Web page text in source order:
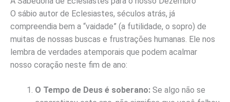
O sábio autor de Eclesiastes, séculos atrás, já
compreendia bem a “vaidade” (a futilidade, o sopro) de
muitas de nossas buscas e frustrações humanas. Ele nos
lembra de verdades atemporais que podem acalmar
nosso coração neste fim de ano:
O Tempo de Deus é soberano: Se algo não se